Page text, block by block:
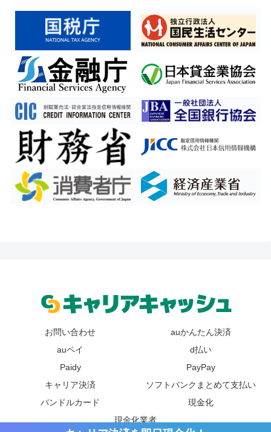
お問い合わせ
auかんたん決済
auペイ
d払い
Paidy
PayPay
キャリア決済
ソフトバンクまとめて支払い
バンドルカード
現金化
現金化業者